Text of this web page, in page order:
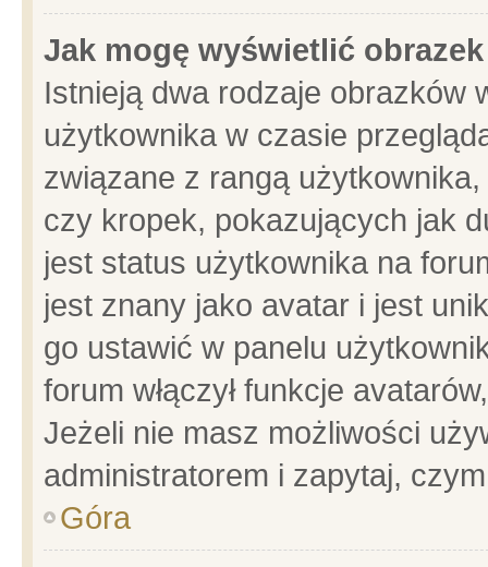
Jak mogę wyświetlić
Istnieją dwa rodzaje obrazków
użytkownika w czasie
związane z rangą
czy kropek, pokazujących jak
jest status użytkownika na
jest znany jako avatar i jest
go ustawić w panelu
forum włączył funkcje
Jeżeli nie masz możliwości
administratorem i zapytaj,
Góra